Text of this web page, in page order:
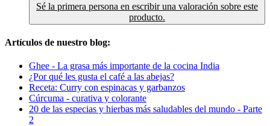
Sé la primera persona en escribir una valoración sobre este
producto.
Artículos de nuestro blog:
Ghee - La grasa más importante de la cocina India
¿Por qué les gusta el café a las abejas?
Receta: Curry con espinacas y garbanzos
Cúrcuma - curativa y colorante
20 de las especias y hierbas más saludables del mundo - Parte
2